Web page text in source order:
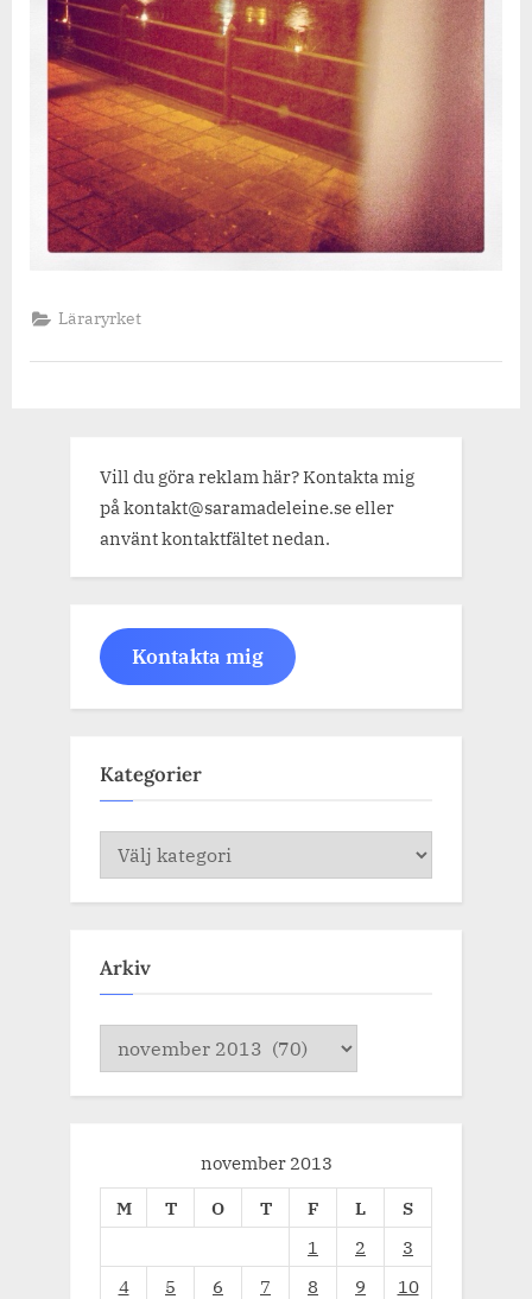
Läraryrket
Vill du göra reklam här? Kontakta mig
på kontakt@saramadeleine.se eller
använt kontaktfältet nedan.
Kontakta mig
Kategorier
Kategorier
Arkiv
november 2013
M
T O T F L
S
1
2
3
4
5 6 7 8 9
10